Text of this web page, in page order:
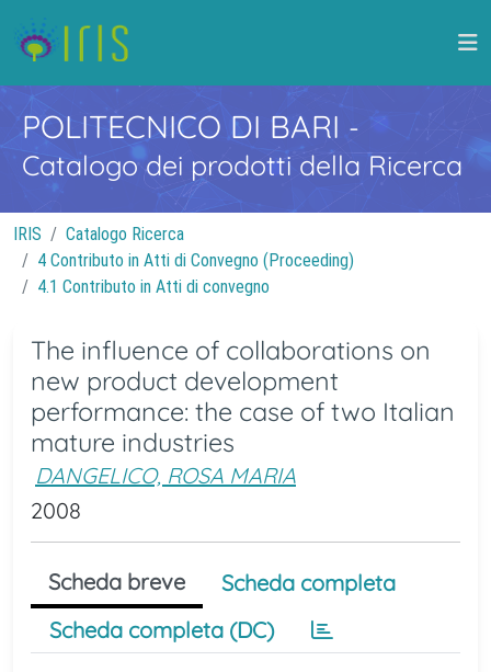
POLITECNICO DI BARI -
Catalogo dei prodotti della Ricerca
IRIS
Catalogo Ricerca
4 Contributo in Atti di Convegno (Proceeding)
4.1 Contributo in Atti di convegno
The influence of collaborations on
new product development
performance: the case of two Italian
mature industries
DANGELICO, ROSA MARIA
2008
Scheda breve
Scheda completa
Scheda completa (DC)